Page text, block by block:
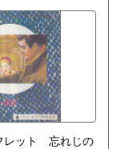
レット 忘れじの